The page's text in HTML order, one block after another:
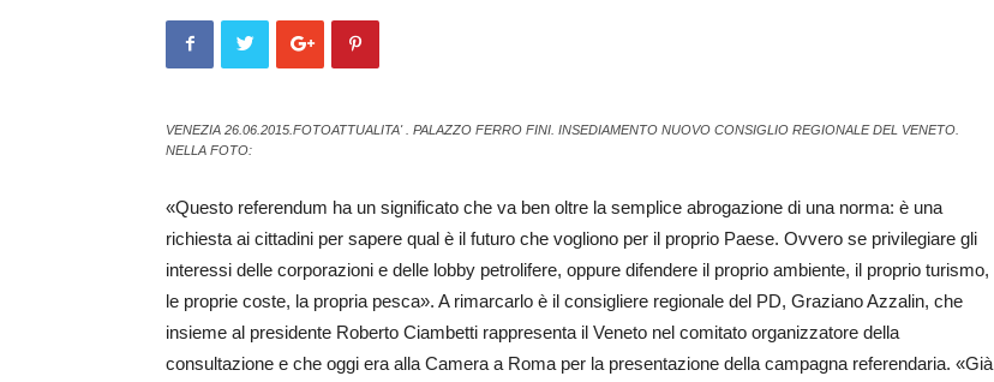
VENEZIA 26.06.2015.FOTOATTUALITA' . PALAZZO FERRO FINI. INSEDIAMENTO NUOVO CONSIGLIO REGIONALE DEL VENETO.
NELLA FOTO:
«Questo referendum ha un significato che va ben oltre la semplice abrogazione di una norma: è una
richiesta ai cittadini per sapere qual è il futuro che vogliono per il proprio Paese. Ovvero se privilegiare gli
interessi delle corporazioni e delle lobby petrolifere, oppure difendere il proprio ambiente, il proprio turismo,
le proprie coste, la propria pesca». A rimarcarlo è il consigliere regionale del PD, Graziano Azzalin, che
insieme al presidente Roberto Ciambetti rappresenta il Veneto nel comitato organizzatore della
consultazione e che oggi era alla Camera a Roma per la presentazione della campagna referendaria. «Già